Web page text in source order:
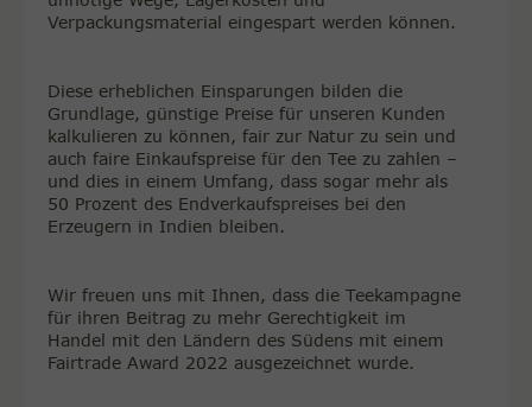
Verpackungsmaterial eingespart werden können.
Diese erheblichen Einsparungen bilden die
Grundlage, günstige Preise für unseren Kunden
kalkulieren zu können, fair zur Natur zu sein und
auch faire Einkaufspreise für den Tee zu zahlen –
und dies in einem Umfang, dass sogar mehr als
50 Prozent des Endverkaufspreises bei den
Erzeugern in Indien bleiben.
Wir freuen uns mit Ihnen, dass die Teekampagne
für ihren Beitrag zu mehr Gerechtigkeit im
Handel mit den Ländern des Südens mit einem
Fairtrade Award 2022 ausgezeichnet wurde.